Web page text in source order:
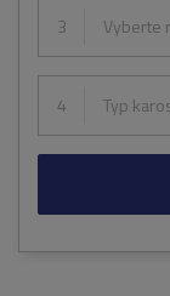
3 Vyberte
4 Typ